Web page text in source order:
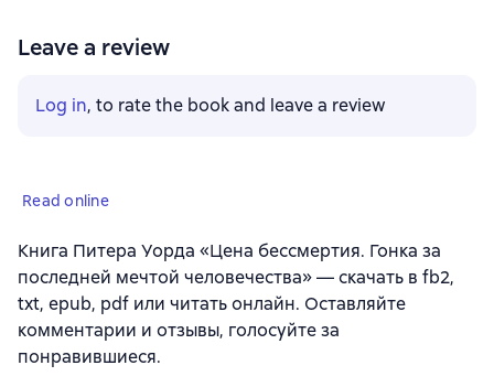
Leave a review
Log in, to rate the book and leave a review
Read online
Книга Питера Уорда «Цена бессмертия. Гонка за
последней мечтой человечества» — скачать в fb2,
txt, epub, pdf или читать онлайн. Оставляйте
комментарии и отзывы, голосуйте за
понравившиеся.